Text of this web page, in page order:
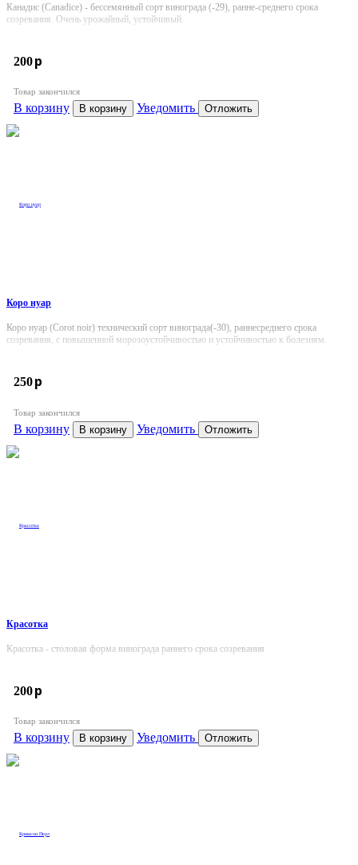
Канадис (Canadice) - бессемянный сорт винограда (-29), ранне-среднего срока
созревания. Очень урожайный, устойчивый.
200p
Товар закончился
В корзину В корзину Уведомить Отложить
Коро нуар
Коро нуар (Corot noir) технический сорт винограда(-30), раннесреднего срока
созревания, с повышенной морозоустойчивостью и устойчивостью к болезням.
250p
Товар закончился
В корзину В корзину Уведомить Отложить
Красотка
Красотка - столовая форма винограда раннего срока созревания
200p
Товар закончился
В корзину В корзину Уведомить Отложить